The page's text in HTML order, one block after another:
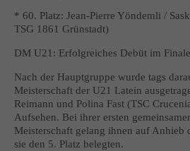
* 60. Platz: Jean-Pierre Yöndemli /
TSG 1861 Grünstadt)
DM U21: Erfolgreiches Debüt im Finale
Nach der Hauptgruppe wurde tags
Meisterschaft der U21 Latein
Reimann und Polina Fast (TSC
Aufsehen. Bei ihrer ersten
Meisterschaft gelang ihnen auf Anhieb
sie den 5. Platz belegten.